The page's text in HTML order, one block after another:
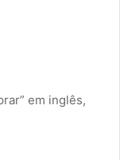
em inglês,